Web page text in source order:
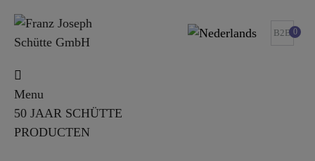
B2B 0
Menu
50 JAAR SCHÜTTE
PRODUCTEN